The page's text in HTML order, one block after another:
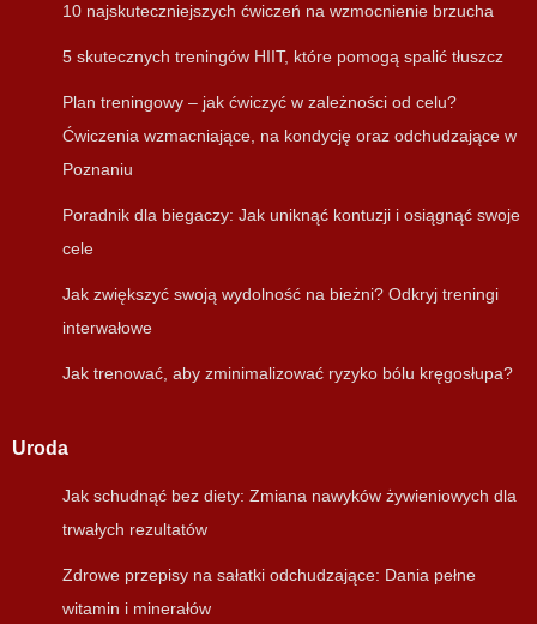
10 najskuteczniejszych ćwiczeń na wzmocnienie brzucha
5 skutecznych treningów HIIT, które pomogą spalić tłuszcz
Plan treningowy – jak ćwiczyć w zależności od celu?
Ćwiczenia wzmacniające, na kondycję oraz odchudzające w
Poznaniu
Poradnik dla biegaczy: Jak uniknąć kontuzji i osiągnąć swoje
cele
Jak zwiększyć swoją wydolność na bieżni? Odkryj treningi
interwałowe
Jak trenować, aby zminimalizować ryzyko bólu kręgosłupa?
Uroda
Jak schudnąć bez diety: Zmiana nawyków żywieniowych dla
trwałych rezultatów
Zdrowe przepisy na sałatki odchudzające: Dania pełne
witamin i minerałów